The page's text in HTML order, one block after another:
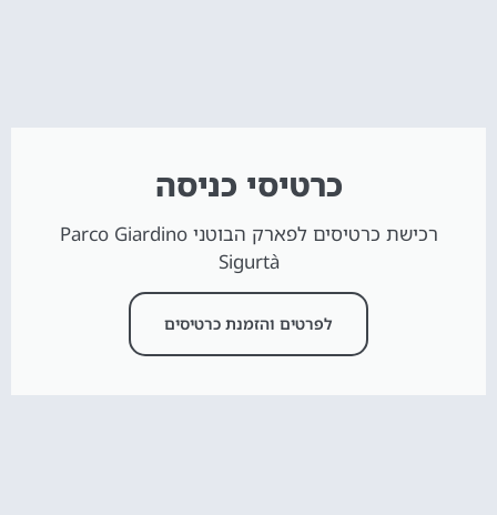
כרטיסי כניסה
רכישת כרטיסים לפארק הבוטני Parco Giardino
Sigurtà
לפרטים והזמנת כרטיסים